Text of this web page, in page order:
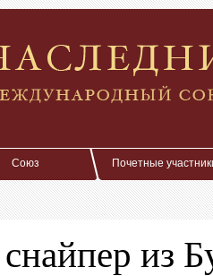
Союз Почетные
из